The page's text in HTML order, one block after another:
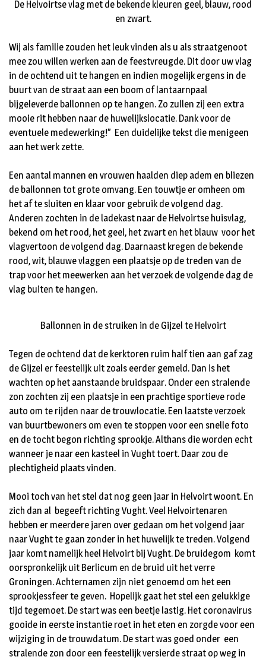
De Helvoirtse vlag met de bekende kleuren geel, blauw, rood
en zwart.
Wij als familie zouden het leuk vinden als u als straatgenoot
mee zou willen werken aan de feestvreugde. Dit door uw vlag
in de ochtend uit te hangen en indien mogelijk ergens in de
buurt van de straat aan een boom of lantaarnpaal
bijgeleverde ballonnen op te hangen. Zo zullen zij een extra
mooie rit hebben naar de huwelijkslocatie. Dank voor de
eventuele medewerking!” Een duidelijke tekst die menigeen
aan het werk zette.
Een aantal mannen en vrouwen haalden diep adem en bliezen
de ballonnen tot grote omvang. Een touwtje er omheen om
het af te sluiten en klaar voor gebruik de volgend dag.
Anderen zochten in de ladekast naar de Helvoirtse huisvlag,
bekend om het rood, het geel, het zwart en het blauw voor het
vlagvertoon de volgend dag. Daarnaast kregen de bekende
rood, wit, blauwe vlaggen een plaatsje op de treden van de
trap voor het meewerken aan het verzoek de volgende dag de
vlag buiten te hangen.
Ballonnen in de struiken in de Gijzel te Helvoirt
Tegen de ochtend dat de kerktoren ruim half tien aan gaf zag
de Gijzel er feestelijk uit zoals eerder gemeld. Dan is het
wachten op het aanstaande bruidspaar. Onder een stralende
zon zochten zij een plaatsje in een prachtige sportieve rode
auto om te rijden naar de trouwlocatie. Een laatste verzoek
van buurtbewoners om even te stoppen voor een snelle foto
en de tocht begon richting sprookje. Althans die worden echt
wanneer je naar een kasteel in Vught toert. Daar zou de
plechtigheid plaats vinden.
Mooi toch van het stel dat nog geen jaar in Helvoirt woont. En
zich dan al begeeft richting Vught. Veel Helvoirtenaren
hebben er meerdere jaren over gedaan om het volgend jaar
naar Vught te gaan zonder in het huwelijk te treden. Volgend
jaar komt namelijk heel Helvoirt bij Vught. De bruidegom komt
oorspronkelijk uit Berlicum en de bruid uit het verre
Groningen. Achternamen zijn niet genoemd om het een
sprookjessfeer te geven. Hopelijk gaat het stel een gelukkige
tijd tegemoet. De start was een beetje lastig. Het coronavirus
gooide in eerste instantie roet in het eten en zorgde voor een
wijziging in de trouwdatum. De start was goed onder een
stralende zon door een feestelijk versierde straat op weg in